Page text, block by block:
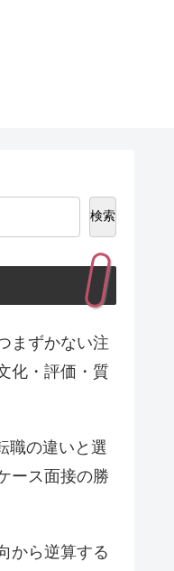
検索
まずかない注
化・評価・質
職の違いと選
ース面接の勝
から逆算する